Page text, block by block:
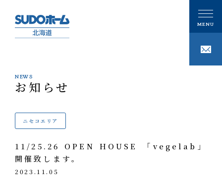
CONCEPT
PHILOSOPHY
私たちの家づくり
注文住宅
技術
GALLERY
NEWS
お知らせ
ニセコエリア
11/25.26 OPEN HOUSE 「vegelab」
開催致します。
2023.11.05